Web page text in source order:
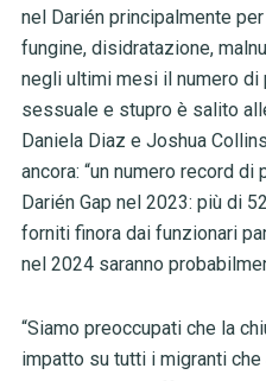
nel Darién principalmente
fungine, disidratazione,
negli ultimi mesi il numero di
sessuale e stupro è salito
Daniela Diaz e Joshua
ancora: “un numero record
Darién Gap nel 2023: più di
forniti finora dai funzionari
nel 2024 saranno
“Siamo preoccupati che la
impatto su tutti i migranti